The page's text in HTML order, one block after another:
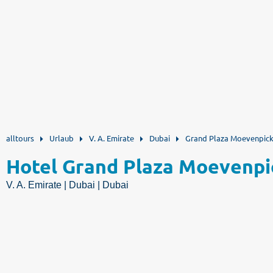
alltours Urlaub V. A. Emirate Dubai Grand Plaza Moevenpick
Hotel Grand Plaza
V. A. Emirate | Dubai | Dubai